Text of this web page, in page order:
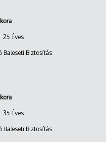
Életkora
25 Éves
Baleseti Biztosítás
Életkora
35 Éves
Baleseti Biztosítás